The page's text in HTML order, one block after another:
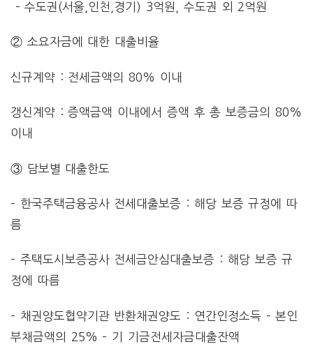
– 수도권(서울,인천,경기) 3억원, 수도권 외 2억원
② 소요자금에 대한 대출비율
신규계약 : 전세금액의 80% 이내
갱신계약 : 증액금액 이내에서 증액 후 총 보증금의 80%
이내
③ 담보별 대출한도
– 한국주택금융공사 전세대출보증 : 해당 보증 규정에 따
름
– 주택도시보증공사 전세금안심대출보증 : 해당 보증 규
정에 따름
– 채권양도협약기관 반환채권양도 : 연간인정소득 – 본인
부채금액의 25% – 기 기금전세자금대출잔액